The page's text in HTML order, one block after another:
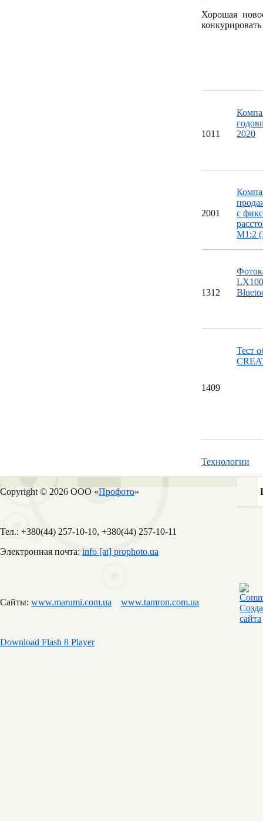
Хорошая
1011
2020
2001
с
M1:2
1312
1409
Тест
Технологии
Copyright © 2026 ООО «Профото»
Тел.: +380(44) 257-10-10, +380(44) 257-10-11
Электронная почта: info [at] prophoto.ua
Сайты: www.marumi.com.ua www.tamron.com.ua
Download Flash 8 Player